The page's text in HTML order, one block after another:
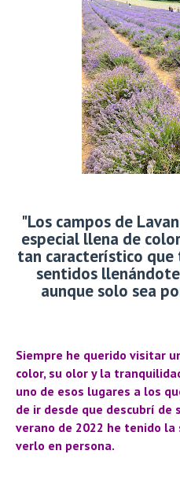
"Los campos de
especial llena de
tan característico
sentidos
aunque solo sea
Siempre he querido visitar
color, su olor y la
uno de esos lugares a los
de ir desde que descubrí de
verano de 2022 he tenido
verlo en persona.